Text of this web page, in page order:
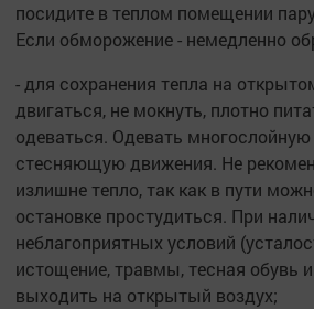
посидите в теплом помещении
Если обморожение - немедленно
- для сохранения тепла на
двигаться, не мокнуть, плотно
одеваться. Одевать
стесняющую движения. Не
излишне тепло, так как в пути
остановке простудиться. При
неблагоприятных условий
истощение, травмы, тесная обувь
выходить на открытый воздух;